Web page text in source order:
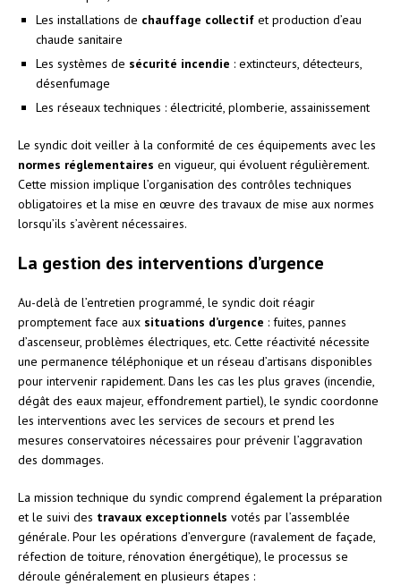
Les installations de chauffage collectif et production d’eau
chaude sanitaire
Les systèmes de sécurité incendie : extincteurs, détecteurs,
désenfumage
Les réseaux techniques : électricité, plomberie, assainissement
Le syndic doit veiller à la conformité de ces équipements avec les
normes réglementaires en vigueur, qui évoluent régulièrement.
Cette mission implique l’organisation des contrôles techniques
obligatoires et la mise en œuvre des travaux de mise aux normes
lorsqu’ils s’avèrent nécessaires.
La gestion des interventions d’urgence
Au-delà de l’entretien programmé, le syndic doit réagir
promptement face aux situations d’urgence : fuites, pannes
d’ascenseur, problèmes électriques, etc. Cette réactivité nécessite
une permanence téléphonique et un réseau d’artisans disponibles
pour intervenir rapidement. Dans les cas les plus graves (incendie,
dégât des eaux majeur, effondrement partiel), le syndic coordonne
les interventions avec les services de secours et prend les
mesures conservatoires nécessaires pour prévenir l’aggravation
des dommages.
La mission technique du syndic comprend également la préparation
et le suivi des travaux exceptionnels votés par l’assemblée
générale. Pour les opérations d’envergure (ravalement de façade,
réfection de toiture, rénovation énergétique), le processus se
déroule généralement en plusieurs étapes :